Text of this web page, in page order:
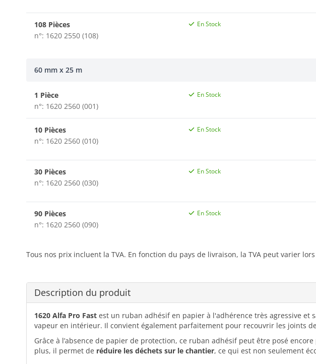
108 Pièces
n°: 1620 2550 (108)
En Stock
60 mm x 25 m
1 Pièce
n°: 1620 2560 (001)
En Stock
10 Pièces
n°: 1620 2560 (010)
En Stock
30 Pièces
n°: 1620 2560 (030)
En Stock
90 Pièces
n°: 1620 2560 (090)
En Stock
Tous nos prix incluent la TVA. En fonction du pays de livraison, la TVA peut varier
Description du produit
1620 Alfa Pro Fast est un ruban adhésif en papier à l'adhérence très agressive et
vapeur en intérieur. Il convient également parfaitement pour recouvrir les joints
Grâce à l’absence de papier de protection, ce ruban adhésif peut être posé
plus, il permet de réduire les déchets sur le chantier, ce qui est non seulement